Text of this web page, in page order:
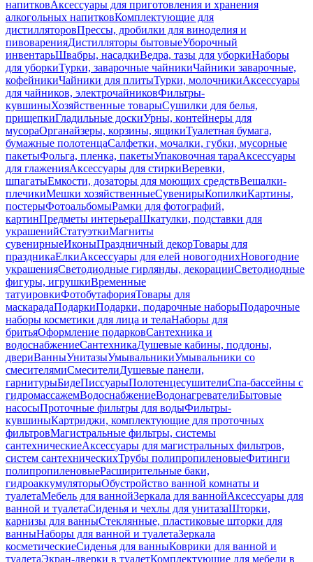
напитковАксессуары для приготовления и хранения
алкогольных напитковКомплектующие для
дистилляторовПрессы, дробилки для виноделия и
пивоваренияДистилляторы бытовыеУборочный
инвентарьШвабры, насадкиВедра, тазы для уборкиНаборы
для уборкиТурки, заварочные чайникиЧайники заварочные,
кофейникиЧайники для плитыТурки, молочникиАксессуары
для чайников, электрочайниковФильтры-
кувшиныХозяйственные товарыСушилки для белья,
прищепкиГладильные доскиУрны, контейнеры для
мусораОрганайзеры, корзины, ящикиТуалетная бумага,
бумажные полотенцаСалфетки, мочалки, губки, мусорные
пакетыФольга, пленка, пакетыУпаковочная тараАксессуары
для глаженияАксессуары для стиркиВеревки,
шпагатыЕмкости, дозаторы для моющих средствВешалки-
плечикиМешки хозяйственныеСувенирыКопилкиКартины,
постерыФотоальбомыРамки для фотографий,
картинПредметы интерьераШкатулки, подставки для
украшенийСтатуэткиМагниты
сувенирныеИконыПраздничный декорТовары для
праздникаЕлкиАксессуары для елей новогоднихНовогодние
украшенияСветодиодные гирлянды, декорацииСветодиодные
фигуры, игрушкиВременные
татуировкиФотобутафорияТовары для
маскарадаПодаркиПодарки, подарочные наборыПодарочные
наборы косметики для лица и телаНаборы для
бритьяОформление подарковСантехника и
водоснабжениеСантехникаДушевые кабины, поддоны,
двериВанныУнитазыУмывальникиУмывальники со
смесителямиСмесителиДушевые панели,
гарнитурыБидеПиссуарыПолотенцесушителиСпа-бассейны с
гидромассажемВодоснабжениеВодонагревателиБытовые
насосыПроточные фильтры для водыФильтры-
кувшиныКартриджи, комплектующие для проточных
фильтровМагистральные фильтры, системы
сантехническиеАксессуары для магистральных фильтров,
систем сантехническихТрубы полипропиленовыеФитинги
полипропиленовыеРасширительные баки,
гидроаккумуляторыОбустройство ванной комнаты и
туалетаМебель для ваннойЗеркала для ваннойАксессуары для
ванной и туалетаСиденья и чехлы для унитазаШторки,
карнизы для ванныСтеклянные, пластиковые шторки для
ванныНаборы для ванной и туалетаЗеркала
косметическиеСиденья для ванныКоврики для ванной и
туалетаЭкран-дверки в туалетКомплектующие для мебели в